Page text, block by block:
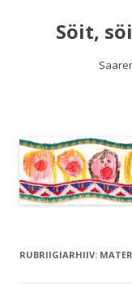
Söit,
RUBRIIGIARHIIV: